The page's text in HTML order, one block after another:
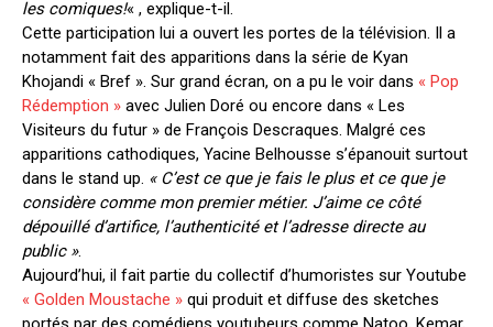
les comiques!« , explique-t-il.
Cette participation lui a ouvert les portes de la télévision. Il a
notamment fait des apparitions dans la série de Kyan
Khojandi « Bref ». Sur grand écran, on a pu le voir dans « Pop
Rédemption » avec Julien Doré ou encore dans « Les
Visiteurs du futur » de François Descraques. Malgré ces
apparitions cathodiques, Yacine Belhousse s’épanouit surtout
dans le stand up. « C’est ce que je fais le plus et ce que je
considère comme mon premier métier. J’aime ce côté
dépouillé d’artifice, l’authenticité et l’adresse directe au
public ».
Aujourd’hui, il fait partie du collectif d’humoristes sur Youtube
« Golden Moustache » qui produit et diffuse des sketches